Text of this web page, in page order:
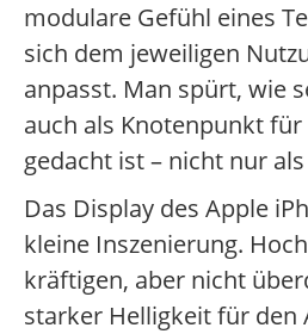
modulare Gefühl eines
sich dem jeweiligen
anpasst. Man spürt, wie
auch als Knotenpunkt
gedacht ist – nicht nur
Das Display des Apple
kleine Inszenierung.
kräftigen, aber nicht
starker Helligkeit für den